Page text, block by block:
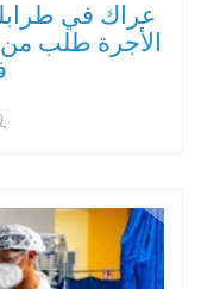
الأجرة طلب من